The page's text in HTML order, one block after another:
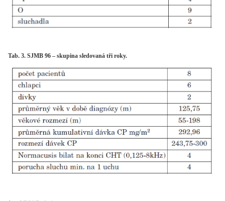
Tab. 3. SJMB 96 – skupina sledovaná tři roky.